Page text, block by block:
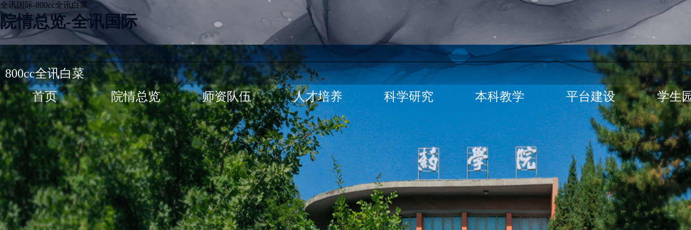
院情总览-全讯国际
全讯国际-800cc全讯白菜
800cc全讯白菜
首页
院情总览 师资队伍 人才培养 科学研究 本科教学 平台建设 学生